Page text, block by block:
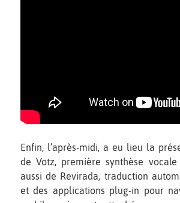
Enfin, l’après-midi, a eu lieu la
de Votz, première synthèse
aussi de Revirada, traduction
et des applications plug-in pour